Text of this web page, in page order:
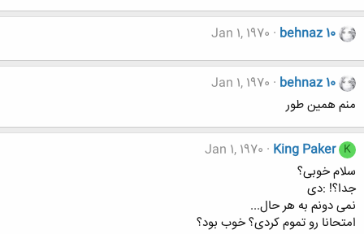
behnaz 10
Jan 1, 1970
behnaz 10
Jan 1, 1970
منم همین طور
K
King Paker
Jan 1, 1970
سلام خوبی؟
جدا؟! :دی
نمی دونم به هر حال...
امتحانا رو تموم کردی؟ خوب بود؟